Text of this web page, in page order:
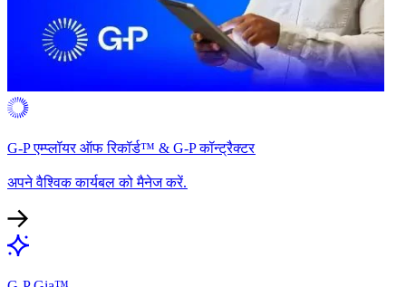
G-P एम्प्लॉयर ऑफ रिकॉर्ड™ & G-P कॉन्ट्रैक्टर​​
अपने वैश्विक कार्यबल को मैनेज करें.​​